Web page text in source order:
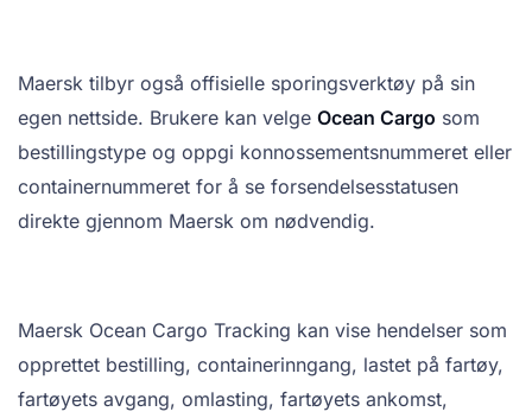
Maersk tilbyr også offisielle sporingsverktøy på sin
egen nettside. Brukere kan velge Ocean Cargo som
bestillingstype og oppgi konnossementsnummeret eller
containernummeret for å se forsendelsesstatusen
direkte gjennom Maersk om nødvendig.
Maersk Ocean Cargo Tracking kan vise hendelser som
opprettet bestilling, containerinngang, lastet på fartøy,
fartøyets avgang, omlasting, fartøyets ankomst,